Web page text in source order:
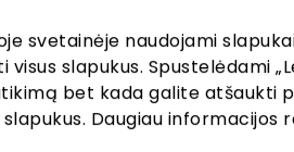
svetainėje naudojami
slapukus. Spustelėdami
bet kada galite atšaukti
Daugiau informacijos
pasiūlymus, renginius ir
prekybos centro.